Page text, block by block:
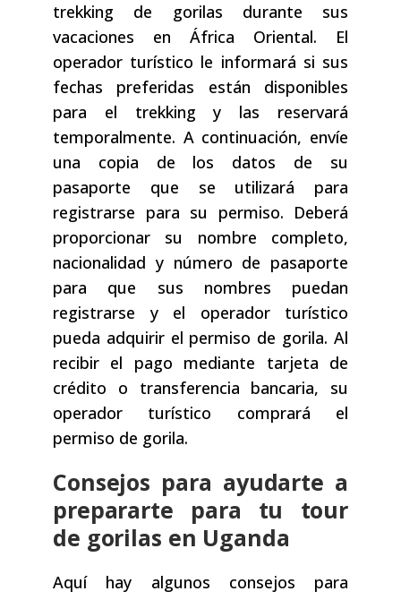
trekking de gorilas durante sus
vacaciones en África Oriental. El
operador turístico le informará si sus
fechas preferidas están disponibles
para el trekking y las reservará
temporalmente. A continuación, envíe
una copia de los datos de su
pasaporte que se utilizará para
registrarse para su permiso. Deberá
proporcionar su nombre completo,
nacionalidad y número de pasaporte
para que sus nombres puedan
registrarse y el operador turístico
pueda adquirir el permiso de gorila. Al
recibir el pago mediante tarjeta de
crédito o transferencia bancaria, su
operador turístico comprará el
permiso de gorila.
Consejos para ayudarte a
prepararte para tu tour
de gorilas en Uganda
Aquí hay algunos consejos para